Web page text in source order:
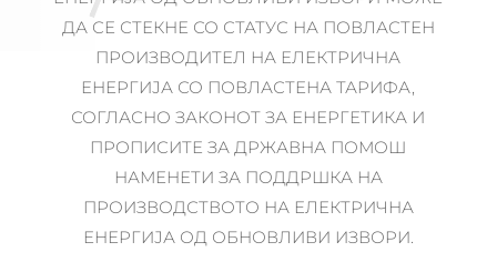
ДА СЕ СТЕКНЕ СО СТАТУС НА ПОВЛАСТЕН
ПРОИЗВОДИТЕЛ НА ЕЛЕКТРИЧНА
ЕНЕРГИЈА СО ПОВЛАСТЕНА ТАРИФА,
СОГЛАСНО ЗАКОНОТ ЗА ЕНЕРГЕТИКА И
ПРОПИСИТЕ ЗА ДРЖАВНА ПОМОШ
НАМЕНЕТИ ЗА ПОДДРШКА НА
ПРОИЗВОДСТВОТО НА ЕЛЕКТРИЧНА
ЕНЕРГИЈА ОД ОБНОВЛИВИ ИЗВОРИ.